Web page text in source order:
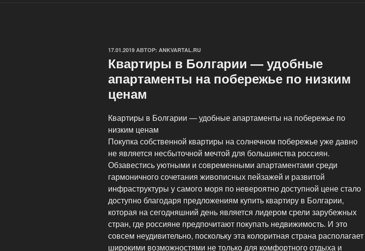
ОПУБЛИКОВАНО
17.01.2019 АВТОР: ANKVARTAL.RU
Квартиры в Болгарии — удобные
апартаменты на побережье по низким
ценам
Квартиры в Болгарии — удобные апартаменты на побережье по
низким ценам
Покупка собственной квартиры на солнечном побережье уже давно
не является несбыточной мечтой для большинства россиян.
Обзавестись уютными и современными апартаментами среди
гармоничного сочетания живописных пейзажей и развитой
инфраструктуры у самого моря по невероятно доступной цене стало
доступно благодаря предложениям купить квартиру в Болгарии,
которая на сегодняшний день является лидером срели зарубежных
стран, где россияне предпочитают покупать недвижимость. И это
совсем неудивительно, поскольку эта колоритная страна располагает
широкими возможностями не только для комфортного отдыха и